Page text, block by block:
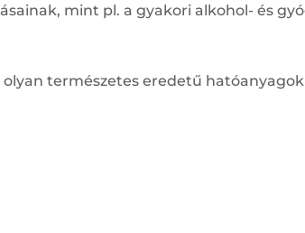
mint pl. a gyakori alkohol- és
természetes eredetű